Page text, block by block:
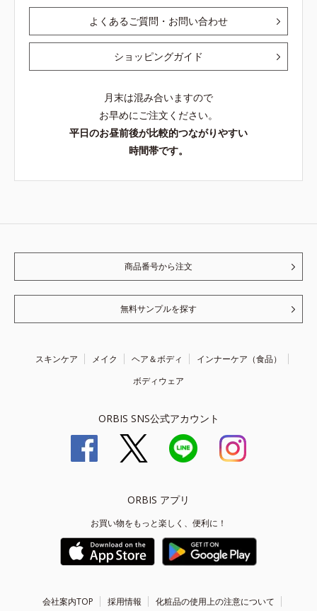
よくあるご質問・お問い合わせ
ショッピングガイド
月末は混み合いますので
お早めにご注文ください。
平日のお昼前後が比較的つながりやすい
時間帯です。
商品番号から注文
無料サンプルを探す
スキンケア メイク ヘア＆ボディ
インナーケア（食品）
ボディウェア
ORBIS SNS公式アカウント
ORBIS アプリ
お買い物をもっと楽しく、便利に！
会社案内TOP 採用情報 化粧品の使用上の注意について